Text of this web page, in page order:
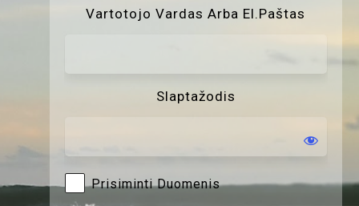
Vartotojo Vardas Arba El.paštas
Slaptažodis
Prisiminti Duomenis